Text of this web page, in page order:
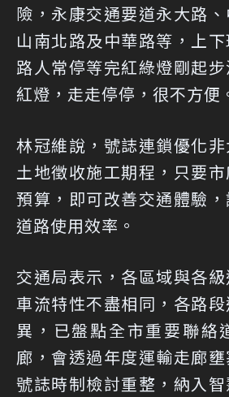
險，永康交通要道永大路
山南北路及中華路等，上
路人常停等完紅綠燈剛起
紅燈，走走停停，很不方便
林冠維說，號誌連鎖優化
土地徵收施工期程，只要
預算，即可改善交通體驗
道路使用效率。
交通局表示，各區域與各
車流特性不盡相同，各路
異，已盤點全市重要聯絡
廊，會透過年度運輸走廊
號誌時制檢討重整，納入